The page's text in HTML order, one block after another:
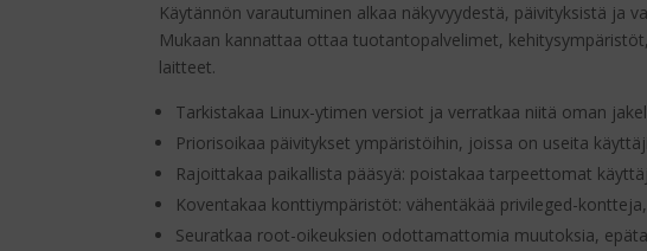
Käytännön varautuminen alkaa näkyvyydestä, päivityksistä ja
Mukaan kannattaa ottaa tuotantopalvelimet,
laitteet.
Tarkistakaa Linux-ytimen versiot ja verratkaa niitä oman
Priorisoikaa päivitykset ympäristöihin, joissa on useita
Rajoittakaa paikallista pääsyä: poistakaa tarpeettomat
Koventakaa konttiympäristöt: vähentäkää privileged-
Seuratkaa root-oikeuksien odottamattomia muutoksia,